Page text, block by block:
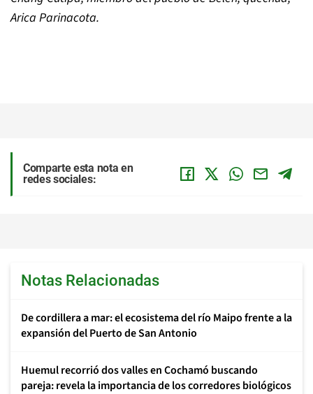
Arica Parinacota.
Comparte esta nota en
redes sociales:
Notas Relacionadas
De cordillera a mar: el ecosistema del río Maipo frente a la
expansión del Puerto de San Antonio
Huemul recorrió dos valles en Cochamó buscando
pareja: revela la importancia de los corredores biológicos